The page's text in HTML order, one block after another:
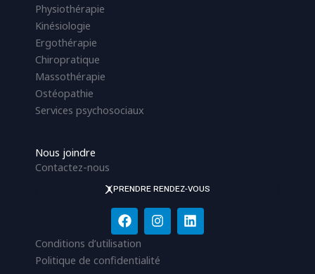
Physiothérapie
Kinésiologie
Ergothérapie
Chiropratique
Massothérapie
Ostéopathie
Services psychosociaux
Nous joindre
Contactez-nous
PRENDRE RENDEZ-VOUS
F
a
c
e
b
I
n
s
a
L
i
n
Conditions d’utilisation
Politique de confidentialité